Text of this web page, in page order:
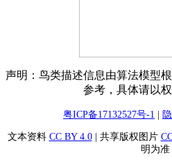
声明：鸟类描述信息由算法模型
参考，具体请以
粤ICP备17132527号-1
文本资料 CC BY 4.0| 共享版权图片
明为准